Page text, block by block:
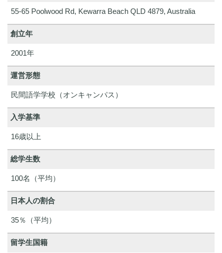
55-65 Poolwood Rd, Kewarra Beach QLD 4879, Australia
創立年
2001年
運営形態
民間語学学校（オンキャンパス）
入学基準
16歳以上
総学生数
100名（平均）
日本人の割合
35％（平均）
留学生国籍